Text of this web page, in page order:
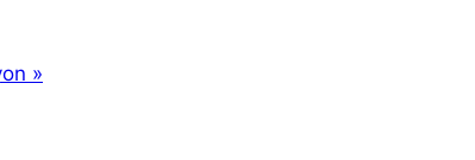
»